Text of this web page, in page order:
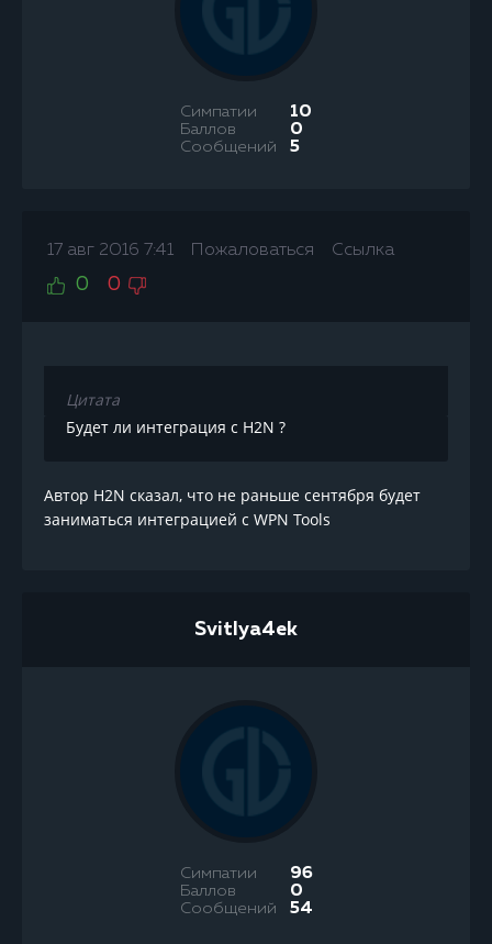
Симпатии 10
Баллов 0
Сообщений 5
17 авг 2016 7:41 Пожаловаться Ссылка
0 0
Цитата
Будет ли интеграция с H2N ?
Автор H2N сказал, что не раньше сентября будет
заниматься интеграцией с WPN Tools
Svitlya4ek
Симпатии 96
Баллов 0
Сообщений 54